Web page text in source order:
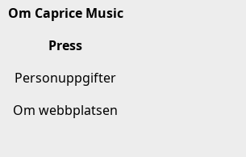
Om Caprice Music
Press
Personuppgifter
Om webbplatsen